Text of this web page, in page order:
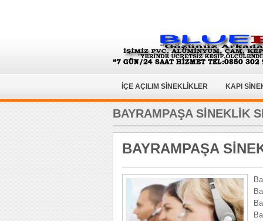
İÇE AÇILIM SİNEKLİKLER KAPI
BAYRAMPAŞA SİNEKLİK
BAYRAMPAŞA